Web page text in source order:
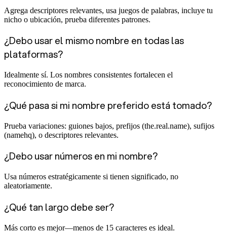
Agrega descriptores relevantes, usa juegos de palabras, incluye tu
nicho o ubicación, prueba diferentes patrones.
¿Debo usar el mismo nombre en todas las
plataformas?
Idealmente sí. Los nombres consistentes fortalecen el
reconocimiento de marca.
¿Qué pasa si mi nombre preferido está tomado?
Prueba variaciones: guiones bajos, prefijos (the.real.name), sufijos
(namehq), o descriptores relevantes.
¿Debo usar números en mi nombre?
Usa números estratégicamente si tienen significado, no
aleatoriamente.
¿Qué tan largo debe ser?
Más corto es mejor—menos de 15 caracteres es ideal.